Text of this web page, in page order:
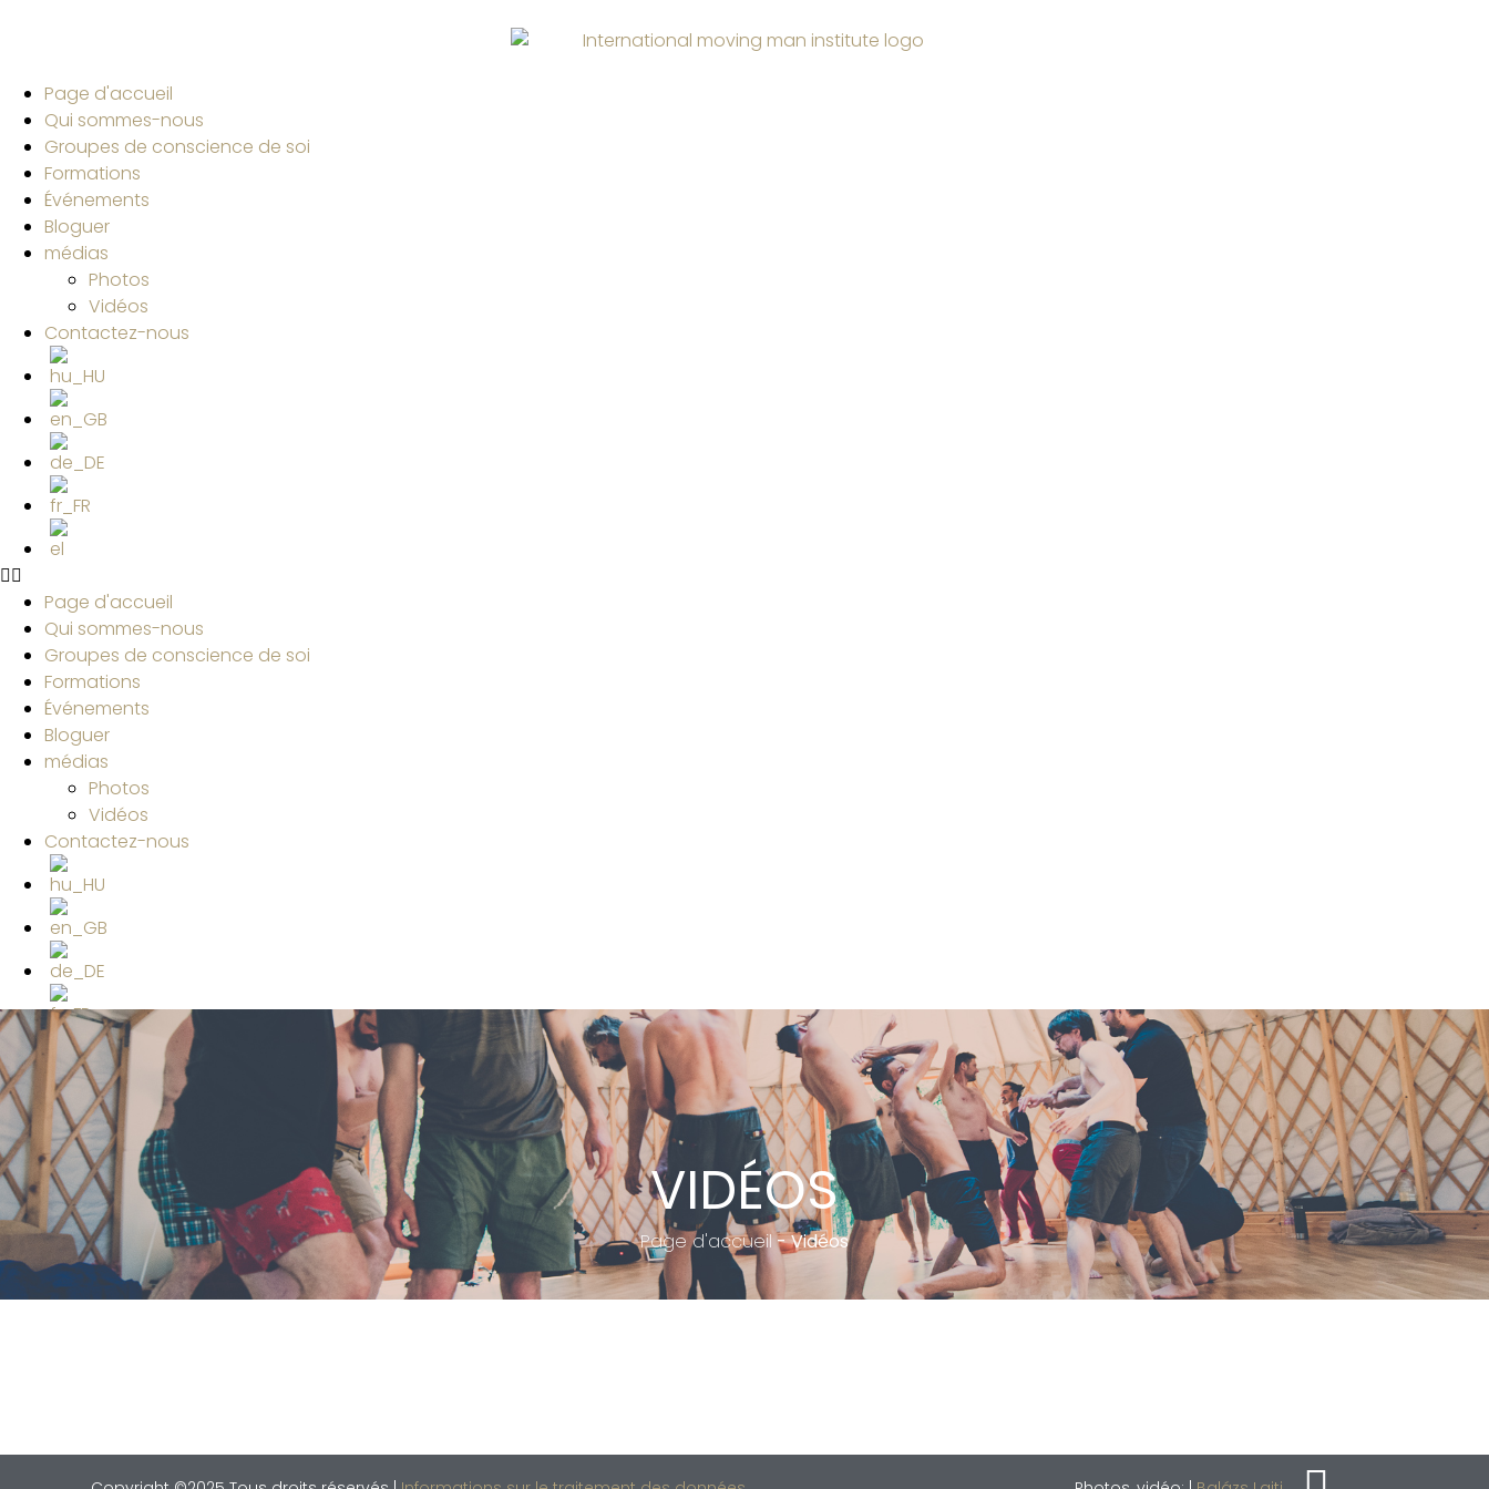
Page d'accueil
Qui sommes-nous
Groupes de conscience de soi
Formations
Événements
Bloguer
médias
Photos
Vidéos
Contactez-nous
Page d'accueil
Qui sommes-nous
Groupes de conscience de soi
Formations
Événements
Bloguer
médias
Photos
Vidéos
Contactez-nous
VIDÉOS
Page d'accueil-Vidéos